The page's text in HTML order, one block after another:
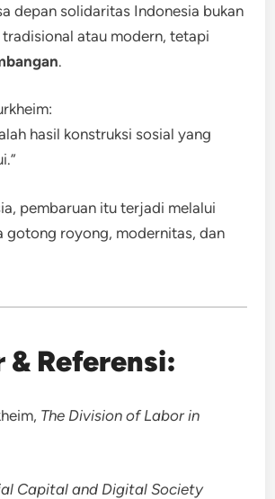
depan solidaritas Indonesia bukan
atau modern, tetapi
.
hasil konstruksi sosial yang
pembaruan itu terjadi melalui
gotong royong, modernitas, dan
& Referensi:
The Division of Labor in
Capital and Digital Society